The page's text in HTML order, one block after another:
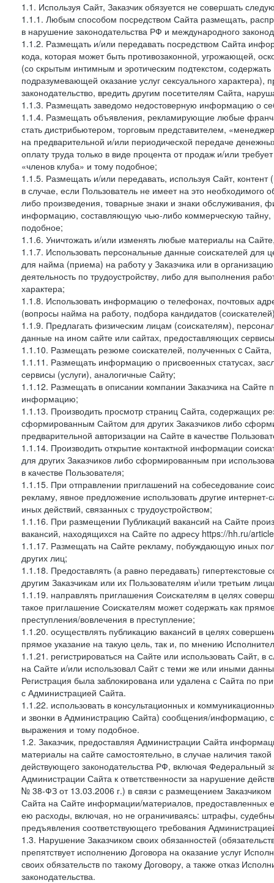
1.1. Используя Сайт, Заказчик обязуется не совершать
1.1.1. Любым способом посредством Сайта размещать,
в нарушение законодательства РФ и международного
1.1.2. Размещать и/или передавать посредством Сайта
кода, которая может быть противозаконной, угрожающей,
(со скрытым интимным и эротическим подтекстом,
подразумевающей оказание услуг сексуального
законодательство, вредить другим посетителям Сайта,
1.1.3. Размещать заведомо недостоверную информацию о
1.1.4. Размещать объявления, рекламирующие любые
стать дистрибьютером, торговым представителем,
на предварительной и/или периодической передаче
оплату труда только в виде процента от продаж и/или
«членов клуба» и тому подобное;
1.1.5. Размещать и/или передавать, используя Сайт,
в случае, если Пользователь не имеет на это
либо произведения, товарные знаки и знаки
информацию, составляющую чью-либо коммерческую тайну,
подобное;
1.1.6. Уничтожать и/или изменять любые материалы на
1.1.7. Использовать персональные данные соискателей для
для найма (приема) на работу у Заказчика или в
деятельность по трудоустройству, либо для выполнения
характера;
1.1.8. Использовать информацию о телефонах, почтовых
(вопросы найма на работу, подбора кандидатов
1.1.9. Предлагать физическим лицам (соискателям),
данные на ином сайте или сайтах, предоставляющих
1.1.10. Размещать резюме соискателей, полученных c
1.1.11. Размещать информацию о присвоенных статусах,
сервисы (услуги), аналогичные Сайту;
1.1.12. Размещать в описании компании Заказчика на Сайте
информацию;
1.1.13. Производить просмотр страниц Сайта, содержащих
сформированным Сайтом для других Заказчиков либо
предварительной авторизации на Сайте в качестве
1.1.14. Производить открытие контактной информации
для других Заказчиков либо сформированным при
в качестве Пользователя;
1.1.15. При отправлении приглашений на собеседование
рекламу, явное предложение использовать другие
иных действий, связанных с трудоустройством;
1.1.16. При размещении Публикаций вакансий на Сайте
вакансий, находящихся на Сайте по адресу https://hh.ru/
1.1.17. Размещать на Сайте рекламу, побуждающую иных
других лиц;
1.1.18. Предоставлять (а равно передавать)
другим Заказчикам или их Пользователям и\или третьим
1.1.19. направлять приглашения Соискателям в целях
такое приглашение Соискателям может содержать как
преступления/вовлечения в преступление;
1.1.20. осуществлять публикацию вакансий в целях
прямое указание на такую цель, так и, по мнению
1.1.21. регистрироваться на Сайте или использовать Сайт,
на Сайте и/или использовал Сайт с теми же или иными
Регистрация была заблокирована или удалена с Сайта по
с Администрацией Сайта.
1.1.22. использовать в консультационных и
и звонки в Администрацию Сайта) сообщения/информацию,
выражения и тому подобное.
1.2. Заказчик, предоставляя Администрации Сайта
материалы на сайте самостоятельно, в случае наличия
действующего законодательства РФ, включая
Администрации Сайта к ответственности за нарушение
№ 38-ФЗ от 13.03.2006 г.) в связи с размещением
Сайта на Сайте информации/материалов, предоставленных
ею расходы, включая, но не ограничиваясь: штрафы,
предъявления соответствующего требования
1.3. Нарушение Заказчиком своих обязанностей
препятствует исполнению Договора на оказание услуг
своих обязательств по такому Договору, а также отказ
законодательства.